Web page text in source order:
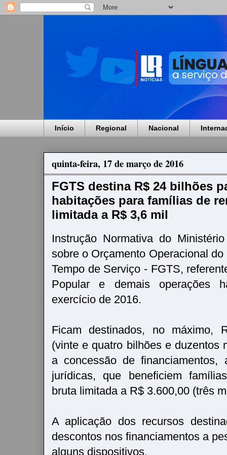
Início Regional Nacional
quinta-feira, 17 de março de 2016
FGTS destina R$ 24 bilhões
habitações para famílias de
limitada a R$ 3,6 mil
Instrução Normativa do
sobre o Orçamento Operacional
Tempo de Serviço - FGTS,
Popular e demais operações
exercício de 2016.
Ficam destinados, no máximo,
(vinte e quatro bilhões e duzentos
a concessão de
jurídicas, que beneficiem
bruta limitada a R$ 3.600,00 (três
A aplicação dos recursos
descontos nos financiamentos a
alguns dispositivos.